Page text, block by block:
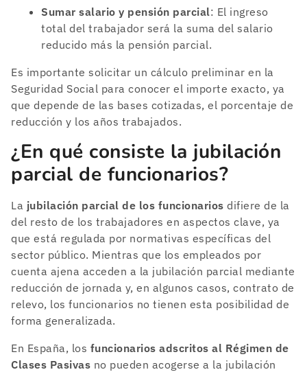
Sumar salario y pensión parcial: El ingreso
total del trabajador será la suma del salario
reducido más la pensión parcial.
Es importante solicitar un cálculo preliminar en la
Seguridad Social para conocer el importe exacto, ya
que depende de las bases cotizadas, el porcentaje de
reducción y los años trabajados.
¿En qué consiste la jubilación
parcial de funcionarios?
La jubilación parcial de los funcionarios difiere de la
del resto de los trabajadores en aspectos clave, ya
que está regulada por normativas específicas del
sector público. Mientras que los empleados por
cuenta ajena acceden a la jubilación parcial mediante
reducción de jornada y, en algunos casos, contrato de
relevo, los funcionarios no tienen esta posibilidad de
forma generalizada.
En España, los funcionarios adscritos al Régimen de
Clases Pasivas no pueden acogerse a la jubilación